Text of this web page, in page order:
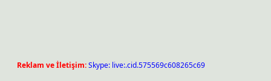
Reklam ve İletişim:Skype: live:.cid.575569c608265c69